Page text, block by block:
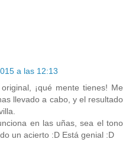
a las 12:13
¡qué mente tienes! Me
llevado a cabo, y el resultado
en las uñas, sea el tono
un acierto :D Está genial :D